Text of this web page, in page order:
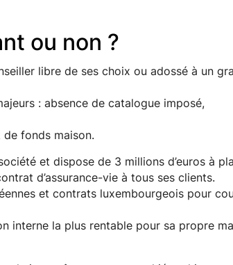
ou non ?
libre de ses choix ou adossé à un
: absence de catalogue imposé,
fonds maison.
et dispose de 3 millions d’euros à
d’assurance-vie à tous ses clients.
et contrats luxembourgeois pour
interne la plus rentable pour sa propre